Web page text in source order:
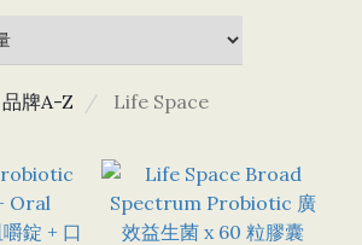
品牌A-Z Life Space